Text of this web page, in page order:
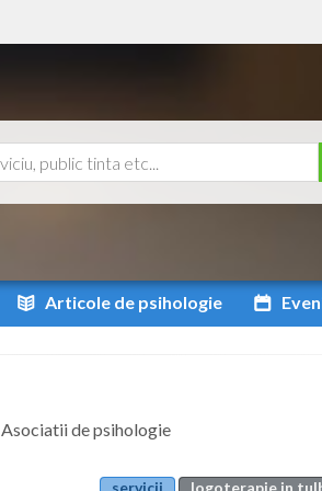
Articole de psihologie
Asociatii de psihologie
servicii
logoterapie in